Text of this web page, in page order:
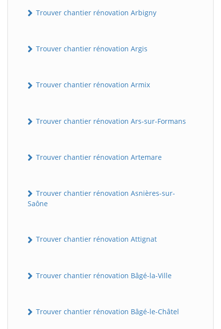
Trouver chantier rénovation Arbigny
Trouver chantier rénovation Argis
Trouver chantier rénovation Armix
Trouver chantier rénovation Ars-sur-Formans
Trouver chantier rénovation Artemare
Trouver chantier rénovation Asnières-sur-
Saône
Trouver chantier rénovation Attignat
Trouver chantier rénovation Bâgé-la-Ville
Trouver chantier rénovation Bâgé-le-Châtel